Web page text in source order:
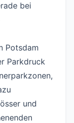
bei
Potsdam
Parkdruck
und